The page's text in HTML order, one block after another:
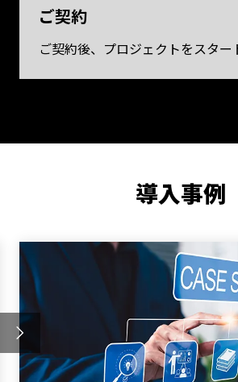
ご契約
ご契約後、プロジェクトをスター
導入事例